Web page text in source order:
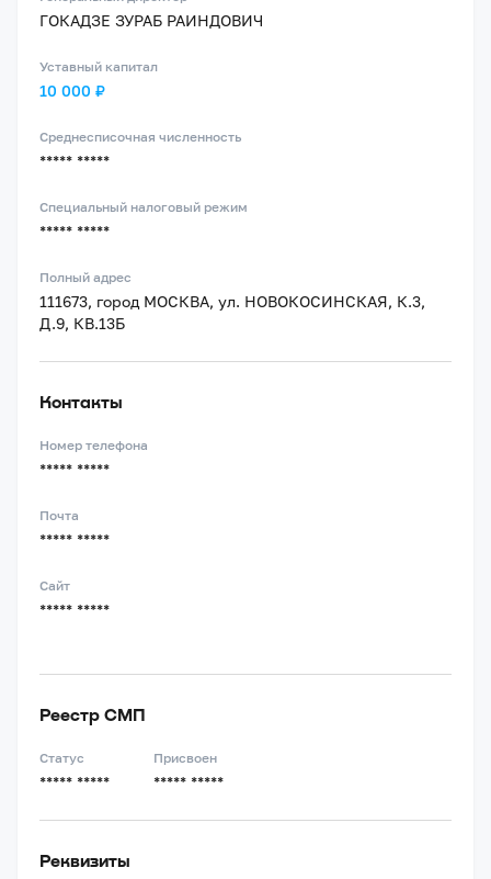
ГОКАДЗЕ ЗУРАБ РАИНДОВИЧ
Уставный капитал
10 000 ₽
Среднесписочная численность
***** *****
Специальный налоговый режим
***** *****
Полный адрес
111673, город МОСКВА, ул. НОВОКОСИНСКАЯ, К.3,
Д.9, КВ.13Б
Контакты
Номер телефона
***** *****
Почта
***** *****
Сайт
***** *****
Реестр СМП
Статус
***** *****
Присвоен
***** *****
Реквизиты